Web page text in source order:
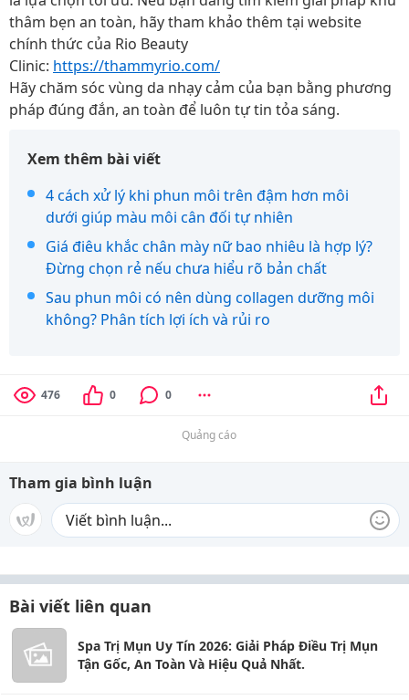
thâm bẹn an toàn, hãy tham khảo thêm tại website
chính thức của Rio Beauty
Clinic: https://thammyrio.com/
Hãy chăm sóc vùng da nhạy cảm của bạn bằng phương
pháp đúng đắn, an toàn để luôn tự tin tỏa sáng.
Xem thêm bài viết
4 cách xử lý khi phun môi trên đậm hơn môi
dưới giúp màu môi cân đối tự nhiên
Giá điêu khắc chân mày nữ bao nhiêu là hợp lý?
Đừng chọn rẻ nếu chưa hiểu rõ bản chất
Sau phun môi có nên dùng collagen dưỡng môi
không? Phân tích lợi ích và rủi ro
476 0 0
Quảng cáo
Tham gia bình luận
Bài viết liên quan
Spa Trị Mụn Uy Tín 2026: Giải Pháp Điều Trị Mụn
Tận Gốc, An Toàn Và Hiệu Quả Nhất.